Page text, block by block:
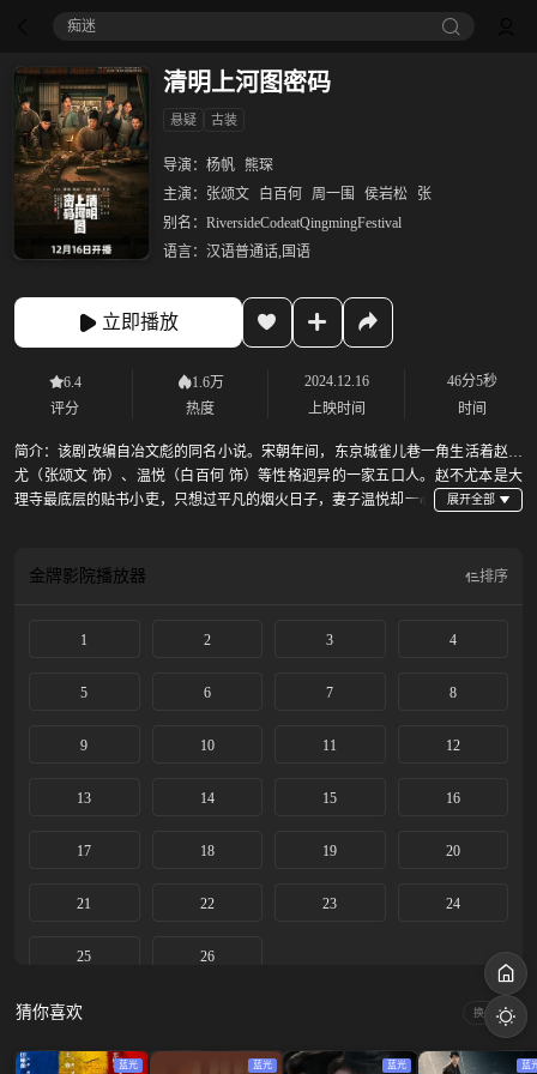
痴迷
清明上河图密码
悬疑 古装
导演： 杨帆 熊琛
主演： 张颂文 白百何 周一围 侯岩松
张
别名： RiversideCodeatQingmingFestival
语言： 汉语普通话,国语
立即播放
6.4
评分
1.6万
热度
2024.12.16
上映时间
46分5秒
时间
简介：该剧改编自冶文彪的同名小说。宋朝年间，东京城雀儿巷一角生活着赵不
尤（张颂文 饰）、温悦（白百何 饰）等性格迥异的一家五口人。赵不尤本是大
理寺最底层的贴书小吏，只想过平凡的烟火日子，妻子温悦却一心
妙之旅。在此过程中，一家人重新认识并接纳了彼此，也各自收获了成长，携手
混沌局面，既捍卫了小家的幸福，也守护了东京城百姓的安乐。
金牌影院播放器 排序
1 2 3 4
5 6 7 8
9 10 11 12
13 14 15 16
17 18 19 20
21 22 23 24
25 26
猜你喜欢 换一换
蓝光 蓝光 蓝光 蓝